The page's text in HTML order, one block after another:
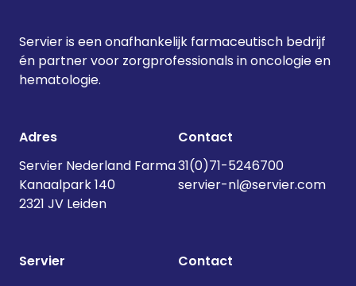
Servier is een onafhankelijk farmaceutisch bedrijf
én partner voor zorgprofessionals in oncologie en
hematologie.
Adres
Servier Nederland Farma
Kanaalpark 140
2321 JV Leiden
Contact
31(0)71-5246700
servier-nl@servier.com
Servier
Contact